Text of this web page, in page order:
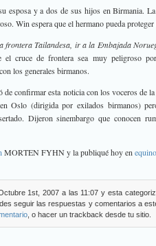
esposa y a dos de sus hijos en Birmania.
Win espera que el hermano pueda
frontera Tailandesa, ir a la Embajada
cruce de frontera sea muy peligroso
los generales birmanos.
confirmar esta noticia con los voceros de
Oslo (dirigida por exilados birmanos)
Dijeron sinembargo que conocen
MORTEN FYHN y la publiqué hoy en
1st, 2007 a las 11:07 y esta
seguir las respuestas y comentarios a
, o hacer un trackback desde tu sitio.